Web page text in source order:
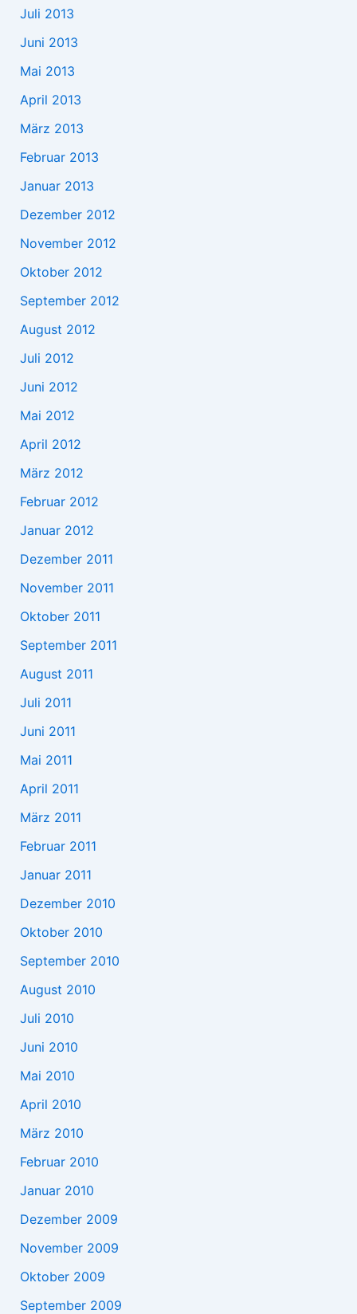
Juli 2013
Juni 2013
Mai 2013
April 2013
März 2013
Februar 2013
Januar 2013
Dezember 2012
November 2012
Oktober 2012
September 2012
August 2012
Juli 2012
Juni 2012
Mai 2012
April 2012
März 2012
Februar 2012
Januar 2012
Dezember 2011
November 2011
Oktober 2011
September 2011
August 2011
Juli 2011
Juni 2011
Mai 2011
April 2011
März 2011
Februar 2011
Januar 2011
Dezember 2010
Oktober 2010
September 2010
August 2010
Juli 2010
Juni 2010
Mai 2010
April 2010
März 2010
Februar 2010
Januar 2010
Dezember 2009
November 2009
Oktober 2009
September 2009